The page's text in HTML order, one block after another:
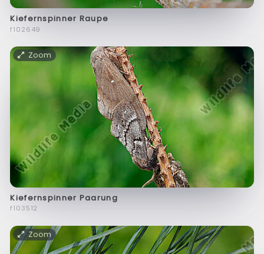
Kiefernspinner Raupe
f102649
Zoom
Kiefernspinner Paarung
f103512
Zoom